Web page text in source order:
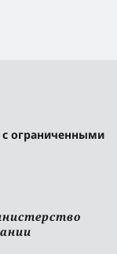
ограниченными